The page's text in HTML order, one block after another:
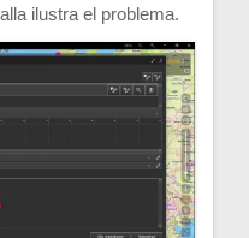
ilustra el problema.